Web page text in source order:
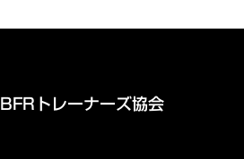
BFRトレーナーズ協会